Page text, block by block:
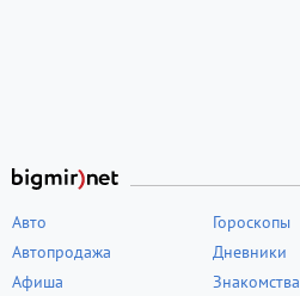
Авто
Автопродажа
Афиша
Гороскопы
Дневники
Знакомства